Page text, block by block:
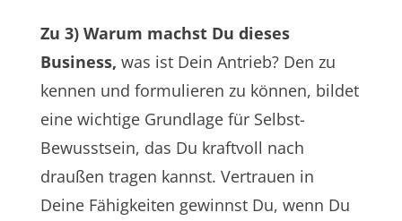
Zu 3) Warum machst Du dieses
Business, was ist Dein Antrieb? Den zu
kennen und formulieren zu können, bildet
eine wichtige Grundlage für Selbst-
Bewusstsein, das Du kraftvoll nach
draußen tragen kannst. Vertrauen in
Deine Fähigkeiten gewinnst Du, wenn Du